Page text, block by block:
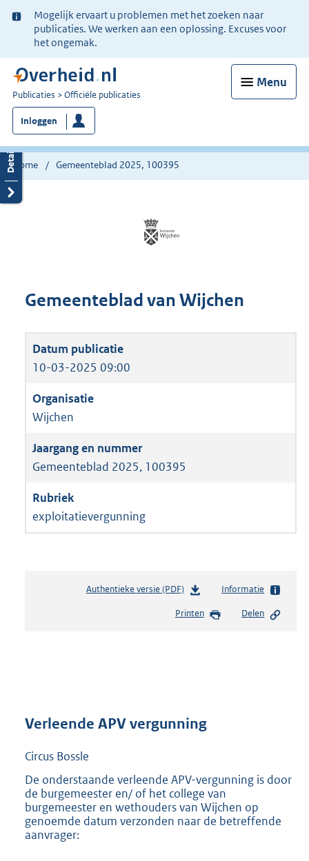
Ter
informatie:
Mogelijk ervaart u problemen met het zoeken naar
publicaties. We werken aan een oplossing. Excuses voor
het ongemak.
Menu
U
bent
nu
hier:
Publicaties Officiële publicaties
Inloggen
Home Gemeenteblad 2025, 100395
Gemeenteblad van Wijchen
10-03-2025 09:00
Wijchen
Gemeenteblad 2025, 100395
exploitatievergunning
Authentieke versie (PDF)b
s
r
t
e
:
8
Informatie
Printen Delen
Verleende APV vergunning
Circus Bossle
De onderstaande verleende APV-vergunning is door
de burgemeester en/ of het college van
burgemeester en wethouders van Wijchen op
genoemde datum verzonden naar de betreffende
aanvrager: